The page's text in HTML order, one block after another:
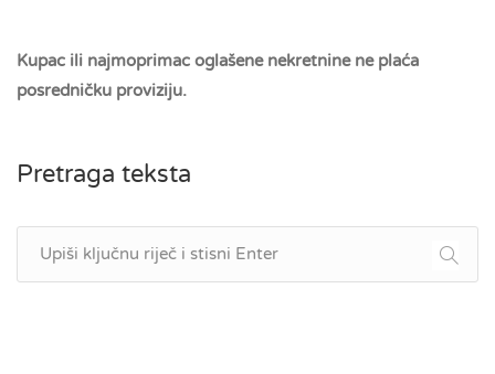
Kupac ili najmoprimac oglašene nekretnine ne plaća
posredničku proviziju.
Pretraga teksta